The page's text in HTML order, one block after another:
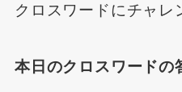
クロスワードにチャレ
本日のクロスワードの